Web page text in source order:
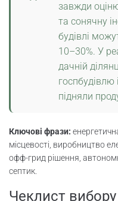
завжди
та сонячну
будівлі
10–30%. У
дачній
госпбудівлю
підняли
Ключові фрази:
місцевості, виробництво
офф-грид рішення,
септик.
Чеклист